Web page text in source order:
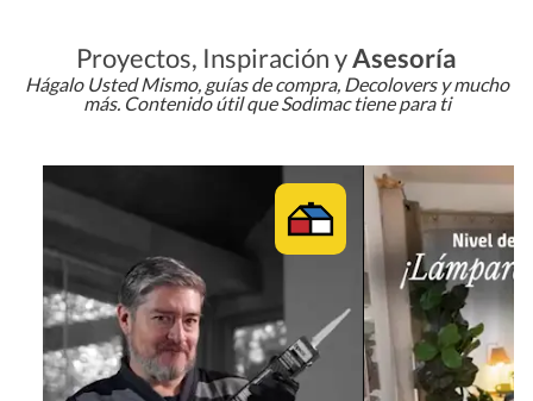
Proyectos, Inspiración yAsesoría
Hágalo Usted Mismo, guías de compra, Decolovers y mucho
más. Contenido útil que Sodimac tiene para ti